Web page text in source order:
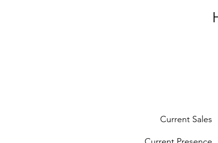
Current Sales